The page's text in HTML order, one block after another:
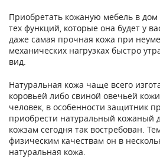
Приобретать кожаную мебель в дом
тех функций, которые она будет у
даже самая прочная кожа при
механических нагрузках быстро
вид.
Натуральная кожа чаще всего
коровьей либо свиной овечьей
человек, в особенности защитник
приобрести натуральный кожаный
кожзам сегодня так востребован.
физическим качествам он в
натуральная кожа.